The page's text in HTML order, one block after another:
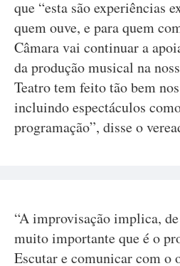
que “esta são experiências
quem ouve, e para quem
Câmara vai continuar a
da produção musical na
Teatro tem feito tão bem
incluindo espectáculos
programação”, disse o
“A improvisação implica,
muito importante que é o
Escutar e comunicar com o